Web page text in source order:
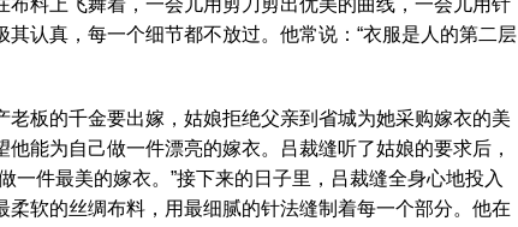
布料上飞舞着，一会儿用剪刀剪出优美的曲线，一会儿用针
认真，每一个细节都不放过。他常说：“衣服是人的第二层
板的千金要出嫁，姑娘拒绝父亲到省城为她采购嫁衣的美
能为自己做一件漂亮的嫁衣。吕裁缝听了姑娘的要求后，
一件最美的嫁衣。”接下来的日子里，吕裁缝全身心地投入
软的丝绸布料，用最细腻的针法缝制着每一个部分。他在